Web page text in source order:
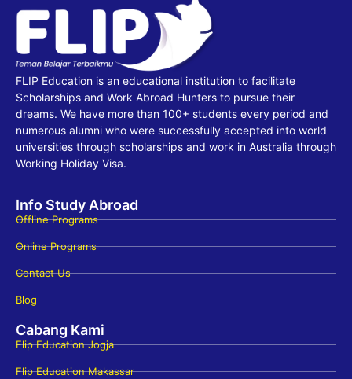
FLIP Education is an educational institution to facilitate
Scholarships and Work Abroad Hunters to pursue their
dreams. We have more than 100+ students every period and
numerous alumni who were successfully accepted into world
universities through scholarships and work in Australia through
Working Holiday Visa.
Info Study Abroad
Offline Programs
Online Programs
Contact Us
Blog
Cabang Kami
Flip Education Jogja
Flip Education Makassar